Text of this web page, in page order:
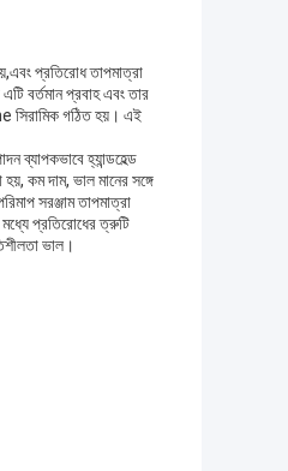
প্রতিরোধ তাপমাত্রা
বর্তমান প্রবাহ এবং তার
সিরামিক গঠিত হয়। এই
ব্যাপকভাবে হ্যান্ডহেল্ড
কম দাম, ভাল মানের সঙ্গে
সরঞ্জাম তাপমাত্রা
মধ্যে প্রতিরোধের ত্রুটি
ভাল।